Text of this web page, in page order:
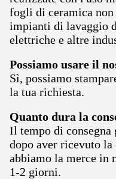
fogli di ceramica non
impianti di lavaggio
elettriche e altre
Possiamo usare il
Sì, possiamo
la tua richiesta.
Quanto dura la
Il tempo di consegna
dopo aver ricevuto
abbiamo la merce in
1-2 giorni.